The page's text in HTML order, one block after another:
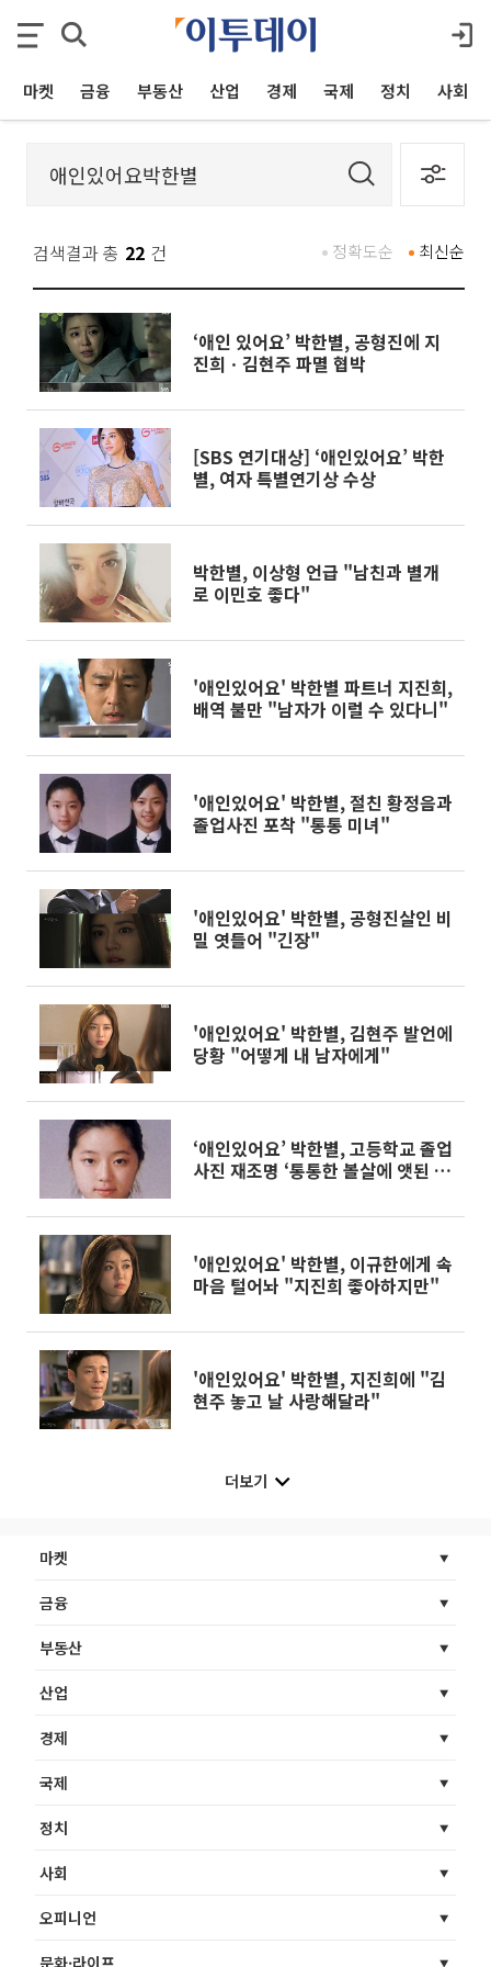
마켓 금융 부동산 산업 경제 국제 정치 사회
검색결과 총 22 건 최신순
정확도순
‘애인 있어요’ 박한별, 공형진에 지
진희ㆍ김현주 파멸 협박
[SBS 연기대상] ‘애인있어요’ 박한
별, 여자 특별연기상 수상
박한별, 이상형 언급 "남친과 별개
로 이민호 좋다"
'애인있어요' 박한별 파트너 지진희,
배역 불만 "남자가 이럴 수 있다니"
'애인있어요' 박한별, 절친 황정음과
졸업사진 포착 "통통 미녀"
'애인있어요' 박한별, 공형진살인 비
밀 엿들어 "긴장"
'애인있어요' 박한별, 김현주 발언에
당황 "어떻게 내 남자에게"
‘애인있어요’ 박한별, 고등학교 졸업
사진 재조명 ‘통통한 볼살에 앳된 얼
'애인있어요' 박한별, 이규한에게 속
마음 털어놔 "지진희 좋아하지만"
'애인있어요' 박한별, 지진희에 "김
현주 놓고 날 사랑해달라"
더보기
마켓
금융
부동산
산업
경제
국제
정치
사회
오피니언
문화·라이프